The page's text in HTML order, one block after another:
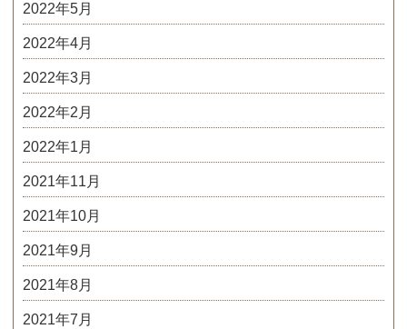
2022年5月
2022年4月
2022年3月
2022年2月
2022年1月
2021年11月
2021年10月
2021年9月
2021年8月
2021年7月